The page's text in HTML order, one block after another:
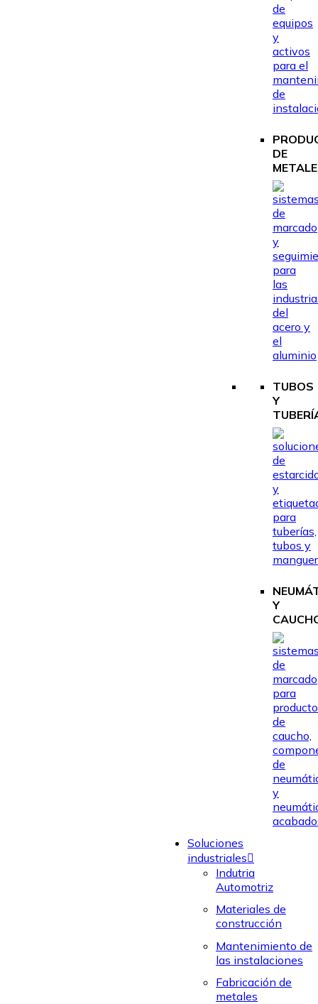
DE
TUBOS
Y
Y
Soluciones
industriales
Indutria
Automotriz
Materiales de
construcción
Mantenimiento de
las instalaciones
Fabricación de
metales